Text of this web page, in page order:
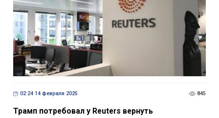
02:24 14 февраля 2025 845
Трамп потребовал у Reuters вернуть